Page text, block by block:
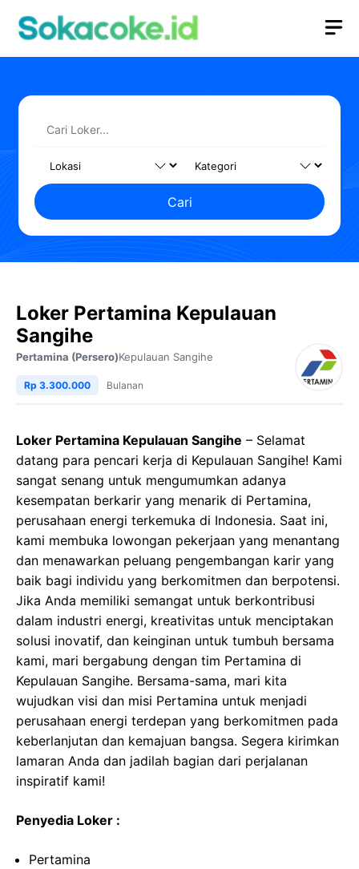
Cari
Loker Pertamina Kepulauan
Sangihe
Pertamina (Persero)Kepulauan Sangihe
Rp 3.300.000 Bulanan
Loker Pertamina Kepulauan Sangihe – Selamat
datang para pencari kerja di Kepulauan Sangihe! Kami
sangat senang untuk mengumumkan adanya
kesempatan berkarir yang menarik di Pertamina,
perusahaan energi terkemuka di Indonesia. Saat ini,
kami membuka lowongan pekerjaan yang menantang
dan menawarkan peluang pengembangan karir yang
baik bagi individu yang berkomitmen dan berpotensi.
Jika Anda memiliki semangat untuk berkontribusi
dalam industri energi, kreativitas untuk menciptakan
solusi inovatif, dan keinginan untuk tumbuh bersama
kami, mari bergabung dengan tim Pertamina di
Kepulauan Sangihe. Bersama-sama, mari kita
wujudkan visi dan misi Pertamina untuk menjadi
perusahaan energi terdepan yang berkomitmen pada
keberlanjutan dan kemajuan bangsa. Segera kirimkan
lamaran Anda dan jadilah bagian dari perjalanan
inspiratif kami!
Penyedia Loker :
Pertamina